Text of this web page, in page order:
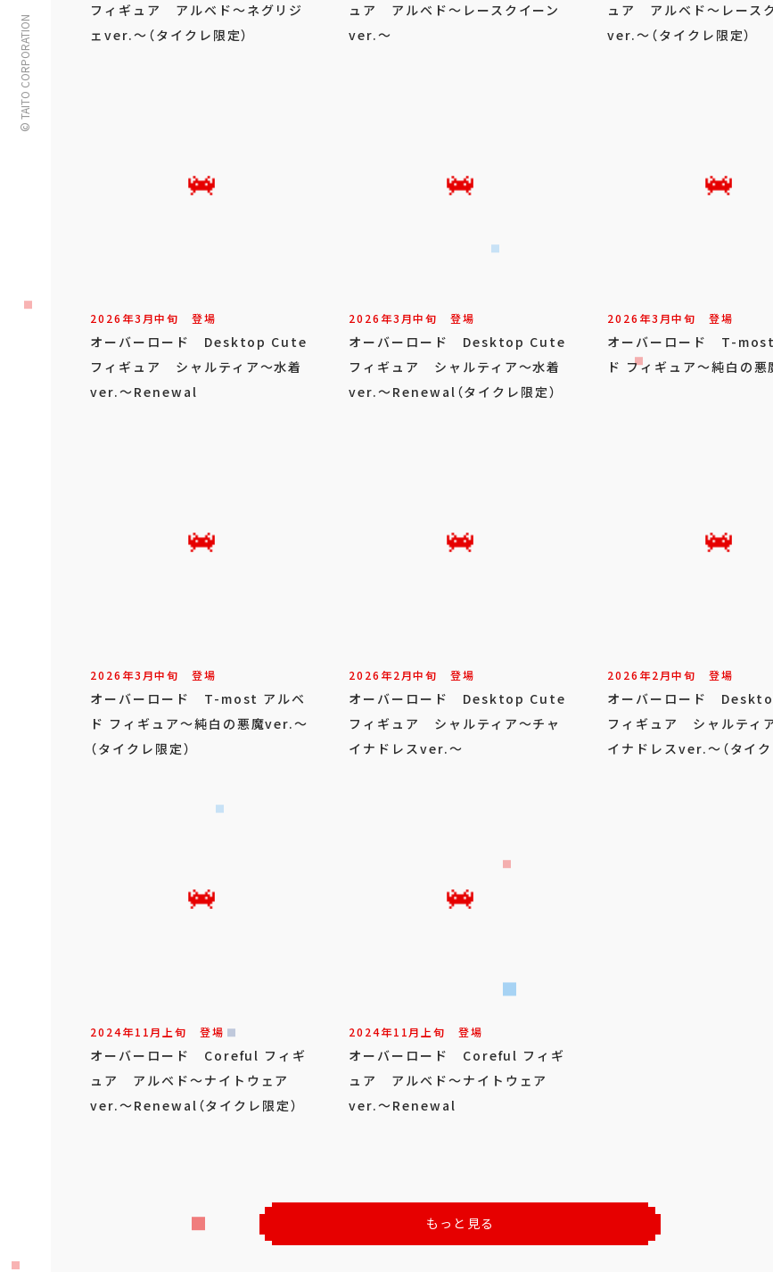
© TAITO CORPORATION
フィギュア アルベド～ネグリジ
ェver.～（タイクレ限定）
ュア アルベド～レースクイーン
ver.～
ュア アルベド～レース
ver.～（タイクレ限定）
2026年3月中旬 登場
オーバーロード Desktop Cute
フィギュア シャルティア～水着
ver.～Renewal
2026年3月中旬 登場
オーバーロード Desktop Cute
フィギュア シャルティア～水着
ver.～Renewal（タイクレ限定）
2026年3月中旬 登場
オーバーロード T-
ド フィギュア～純白の
2026年3月中旬 登場
オーバーロード T-most アルベ
ド フィギュア～純白の悪魔ver.～
（タイクレ限定）
2026年2月中旬 登場
オーバーロード Desktop Cute
フィギュア シャルティア～チャ
イナドレスver.～
2026年2月中旬 登場
オーバーロード
フィギュア シャルティ
イナドレスver.～（タイク
2024年11月上旬 登場
オーバーロード Coreful フィギ
ュア アルベド～ナイトウェア
ver.～Renewal（タイクレ限定）
2024年11月上旬 登場
オーバーロード Coreful フィギ
ュア アルベド～ナイトウェア
ver.～Renewal
もっと見る